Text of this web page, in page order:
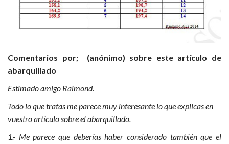
Comentarios por; (anónimo) sobre este artículo de
abarquillado
Estimado amigo Raimond.
Todo lo que tratas me parece muy interesante lo que explicas en
vuestro artículo sobre el abarquillado.
1.- Me parece que deberías haber considerado también que el